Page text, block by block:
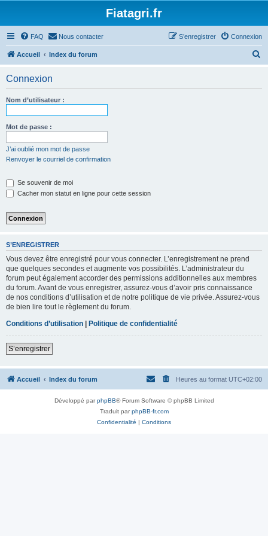
Fiatagri.fr
FAQ Nous contacter Connexion
S’enregistrer
Accueil Index du forum
Connexion
Nom d’utilisateur :
Mot de passe :
J’ai oublié mon mot de passe
Renvoyer le courriel de confirmation
Se souvenir de moi
Cacher mon statut en ligne pour cette session
S’ENREGISTRER
Vous devez être enregistré pour vous connecter. L’enregistrement ne prend
que quelques secondes et augmente vos possibilités. L’administrateur du
forum peut également accorder des permissions additionnelles aux membres
du forum. Avant de vous enregistrer, assurez-vous d’avoir pris connaissance
de nos conditions d’utilisation et de notre politique de vie privée. Assurez-vous
de bien lire tout le règlement du forum.
Conditions d’utilisation | Politique de confidentialité
S’enregistrer
Accueil Index du forum Heures au format UTC+02:00
Développé parphpBB® Forum Software © phpBB Limited
Traduit parphpBB-fr.com
Confidentialité | Conditions